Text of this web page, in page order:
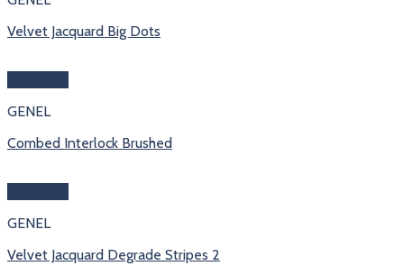
Velvet Jacquard Big Dots
GENEL
Combed Interlock Brushed
GENEL
Velvet Jacquard Degrade Stripes 2